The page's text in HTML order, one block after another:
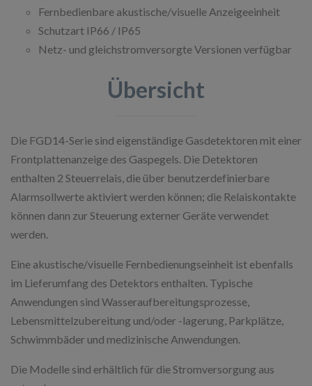
Fernbedienbare akustische/visuelle Anzeigeeinheit
Schutzart IP66 / IP65
Netz- und gleichstromversorgte Versionen verfügbar
Übersicht
Die FGD14-Serie sind eigenständige Gasdetektoren mit einer
Frontplattenanzeige des Gaspegels. Die Detektoren
enthalten 2 Steuerrelais, die über benutzerdefinierbare
Alarmsollwerte aktiviert werden können; die Relaiskontakte
können dann zur Steuerung externer Geräte verwendet
werden.
Eine akustische/visuelle Fernbedienungseinheit ist ebenfalls
im Lieferumfang des Detektors enthalten. Typische
Anwendungen sind Wasseraufbereitungsprozesse,
Lebensmittelzubereitung und/oder -lagerung, Parkplätze,
Schwimmbäder und medizinische Anwendungen.
Die Modelle sind erhältlich für die Stromversorgung aus